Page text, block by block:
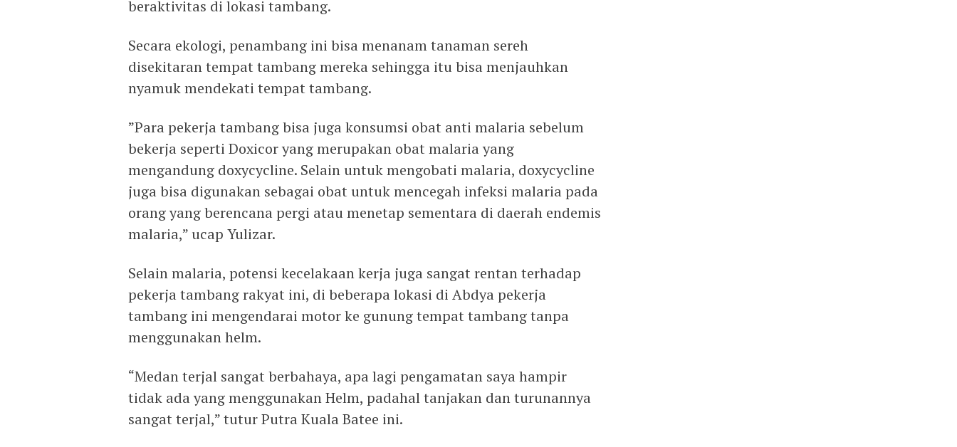
beraktivitas di lokasi tambang.
Secara ekologi, penambang ini bisa menanam tanaman sereh
disekitaran tempat tambang mereka sehingga itu bisa menjauhkan
nyamuk mendekati tempat tambang.
”Para pekerja tambang bisa juga konsumsi obat anti malaria sebelum
bekerja seperti Doxicor yang merupakan obat malaria yang
mengandung doxycycline. Selain untuk mengobati malaria, doxycycline
juga bisa digunakan sebagai obat untuk mencegah infeksi malaria pada
orang yang berencana pergi atau menetap sementara di daerah endemis
malaria,” ucap Yulizar.
Selain malaria, potensi kecelakaan kerja juga sangat rentan terhadap
pekerja tambang rakyat ini, di beberapa lokasi di Abdya pekerja
tambang ini mengendarai motor ke gunung tempat tambang tanpa
menggunakan helm.
“Medan terjal sangat berbahaya, apa lagi pengamatan saya hampir
tidak ada yang menggunakan Helm, padahal tanjakan dan turunannya
sangat terjal,” tutur Putra Kuala Batee ini.